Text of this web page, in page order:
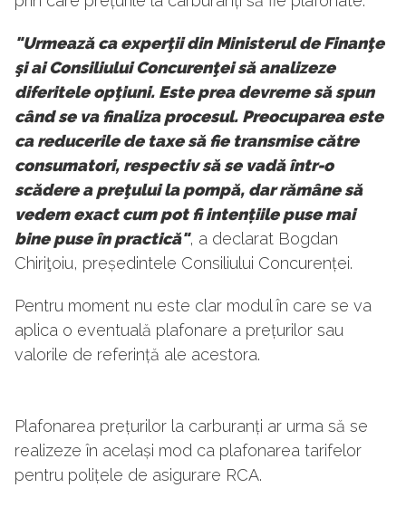
"Urmează ca experţii din Ministerul de Finanţe
şi ai Consiliului Concurenţei să analizeze
diferitele opţiuni. Este prea devreme să spun
când se va finaliza procesul. Preocuparea este
ca reducerile de taxe să fie transmise către
consumatori, respectiv să se vadă într-o
scădere a preţului la pompă, dar rămâne să
vedem exact cum pot fi intențiile puse mai
bine puse în practică", a declarat Bogdan
Chiriţoiu, președintele Consiliului Concurenței.
Pentru moment nu este clar modul în care se va
aplica o eventuală plafonare a prețurilor sau
valorile de referință ale acestora.
Plafonarea prețurilor la carburanți ar urma să se
realizeze în același mod ca plafonarea tarifelor
pentru polițele de asigurare RCA.